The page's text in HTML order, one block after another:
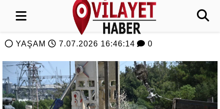
YAŞAM 7.07.2026 16:46:14 0